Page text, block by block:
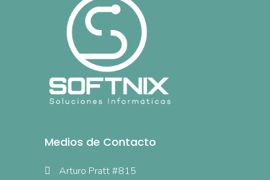
Medios de Contacto
Arturo Pratt #815